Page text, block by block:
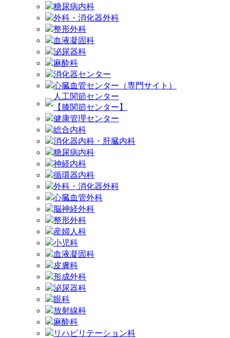
糖尿病内科
外科・消化器外科
整形外科
血液凝固科
泌尿器科
麻酔科
消化器センター
心臓血管センター（専門サイト）
人工関節センター
【膝関節センター】
健康管理センター
総合内科
消化器内科・肝臓内科
糖尿病内科
神経内科
循環器内科
外科・消化器外科
心臓血管外科
脳神経外科
整形外科
産婦人科
小児科
血液凝固科
皮膚科
形成外科
泌尿器科
眼科
放射線科
麻酔科
リハビリテーション科